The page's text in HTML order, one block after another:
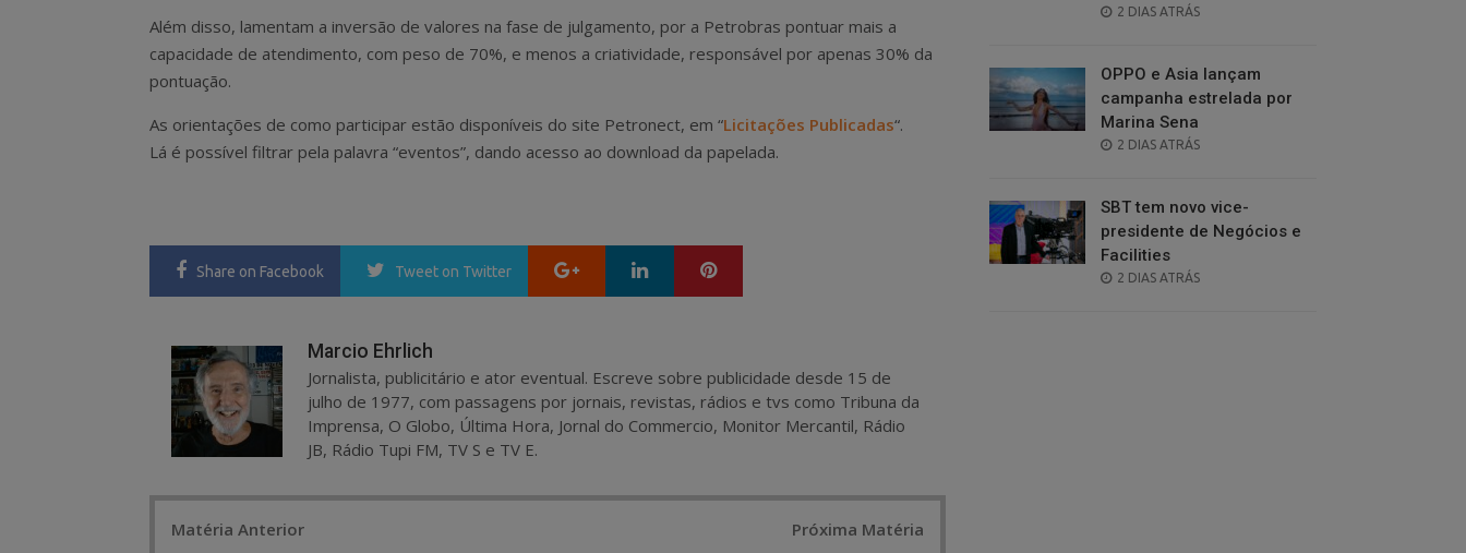
Além disso, lamentam a inversão de valores na fase de julgamento, por a Petrobras pontuar mais a
capacidade de atendimento, com peso de 70%, e menos a criatividade, responsável por apenas 30% da
pontuação.
As orientações de como participar estão disponíveis do site Petronect, em “Licitações Publicadas“.
Lá é possível filtrar pela palavra “eventos”, dando acesso ao download da papelada.
Share on Facebook Tweet on Twitter Google+ LinkedIn
Marcio Ehrlich
Jornalista, publicitário e ator eventual. Escreve sobre publicidade desde 15 de
julho de 1977, com passagens por jornais, revistas, rádios e tvs como Tribuna da
Imprensa, O Globo, Última Hora, Jornal do Commercio, Monitor Mercantil, Rádio
JB, Rádio Tupi FM, TV S e TV E.
Matéria Anterior Próxima Matéria
POSTED
2 DIAS ATRÁS
OPPO e Asia lançam
campanha estrelada por
Marina Sena
POSTED
2 DIAS ATRÁS
SBT tem novo vice-
presidente de Negócios e
Facilities
POSTED
2 DIAS ATRÁS